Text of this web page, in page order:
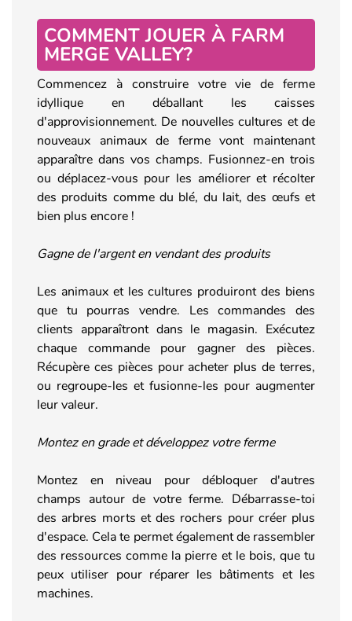
COMMENT JOUER À FARM
MERGE VALLEY?
Commencez à construire votre vie de ferme
idyllique en déballant les caisses
d'approvisionnement. De nouvelles cultures et de
nouveaux animaux de ferme vont maintenant
apparaître dans vos champs. Fusionnez-en trois
ou déplacez-vous pour les améliorer et récolter
des produits comme du blé, du lait, des œufs et
bien plus encore !
Gagne de l'argent en vendant des produits
Les animaux et les cultures produiront des biens
que tu pourras vendre. Les commandes des
clients apparaîtront dans le magasin. Exécutez
chaque commande pour gagner des pièces.
Récupère ces pièces pour acheter plus de terres,
ou regroupe-les et fusionne-les pour augmenter
leur valeur.
Montez en grade et développez votre ferme
Montez en niveau pour débloquer d'autres
champs autour de votre ferme. Débarrasse-toi
des arbres morts et des rochers pour créer plus
d'espace. Cela te permet également de rassembler
des ressources comme la pierre et le bois, que tu
peux utiliser pour réparer les bâtiments et les
machines.